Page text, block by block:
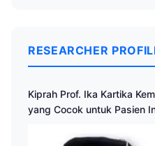
RESEARCHER
Kiprah Prof. Ika Kartika
yang Cocok untuk Pasien